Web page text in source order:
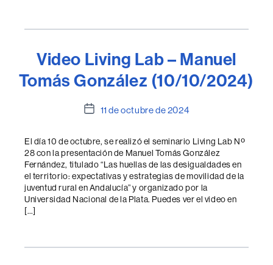
Video Living Lab – Manuel
Tomás González (10/10/2024)
Fecha
entrada
11 de octubre de 2024
El día 10 de octubre, se realizó el seminario Living Lab Nº
28 con la presentación de Manuel Tomás González
Fernández, titulado “Las huellas de las desigualdades en
el territorio: expectativas y estrategias de movilidad de la
juventud rural en Andalucía” y organizado por la
Universidad Nacional de la Plata. Puedes ver el video en
[…]